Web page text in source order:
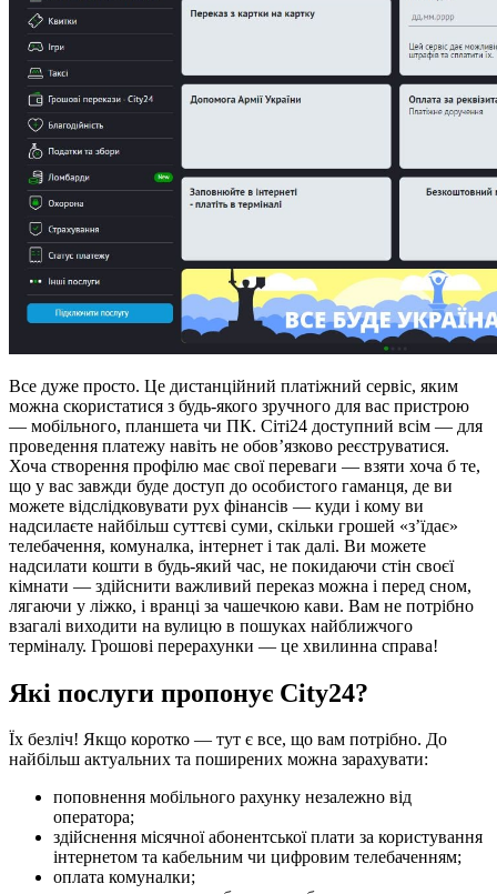
Все дуже просто. Це дистанційний платіжний сервіс, яким
можна скористатися з будь-якого зручного для вас пристрою
— мобільного, планшета чи ПК. Сіті24 доступний всім — для
проведення платежу навіть не обов’язково реєструватися.
Хоча створення профілю має свої переваги — взяти хоча б те,
що у вас завжди буде доступ до особистого гаманця, де ви
можете відслідковувати рух фінансів — куди і кому ви
надсилаєте найбільш суттєві суми, скільки грошей «з’їдає»
телебачення, комуналка, інтернет і так далі. Ви можете
надсилати кошти в будь-який час, не покидаючи стін своєї
кімнати — здійснити важливий переказ можна і перед сном,
лягаючи у ліжко, і вранці за чашечкою кави. Вам не потрібно
взагалі виходити на вулицю в пошуках найближчого
терміналу. Грошові перерахунки — це хвилинна справа!
Які послуги пропонує City24?
Їх безліч! Якщо коротко — тут є все, що вам потрібно. До
найбільш актуальних та поширених можна зарахувати:
поповнення мобільного рахунку незалежно від
оператора;
здійснення місячної абонентської плати за користування
інтернетом та кабельним чи цифровим телебаченням;
оплата комуналки;